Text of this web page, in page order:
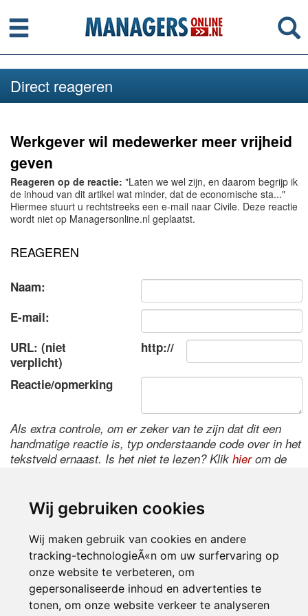
Wij gebruiken cookies
Wij maken gebruik van cookies en andere
tracking-technologieÃ«n om uw surfervaring op
onze website te verbeteren, om
gepersonaliseerde inhoud en advertenties te
tonen, om onze website verkeer te analyseren
Menu
Direct reageren
Werkgever wil medewerker meer vrijheid
geven
Reageren op de reactie: "Laten we wel zijn, en daarom begrijp ik
de inhoud van dit artikel wat minder, dat de economische sta..."
Hiermee stuurt u rechtstreeks een e-mail naar Civile. Deze reactie
wordt niet op Managersonline.nl geplaatst.
REAGEREN
Naam:
E-mail:
URL: (niet
verplicht)
http://
Reactie/opmerking
Als extra controle, om er zeker van te zijn dat dit een
handmatige reactie is, typ onderstaande code over in het
tekstveld ernaast. Is het niet te lezen? Klik hierom de